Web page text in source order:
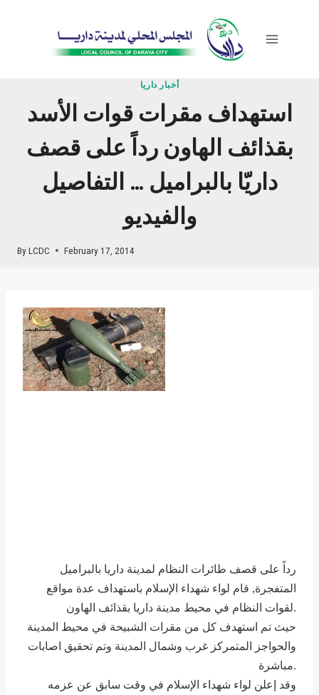
أخبار داريا
استهداف مقرات قوات الأسد
بقذائف الهاون رداً على قصف
داريّا بالبراميل … التفاصيل
والفيديو
ByLCDC February 17, 2014
رداً على قصف طائرات النظام لمدينة داريا بالبراميل
المتفجرة, قام لواء شهداء الإسلام باستهداف عدة مواقع
لقوات النظام في محيط مدينة داريا بقذائف الهاون.
حيث تم استهدف كل من مقرات الشبيحة في محيط المدينة
والحواجز المتمركز غرب وشمال المدينة وتم تحقيق اصابات
مباشرة.
وقد إعلن لواء شهداء الإسلام في وقت سابق عن عزمه